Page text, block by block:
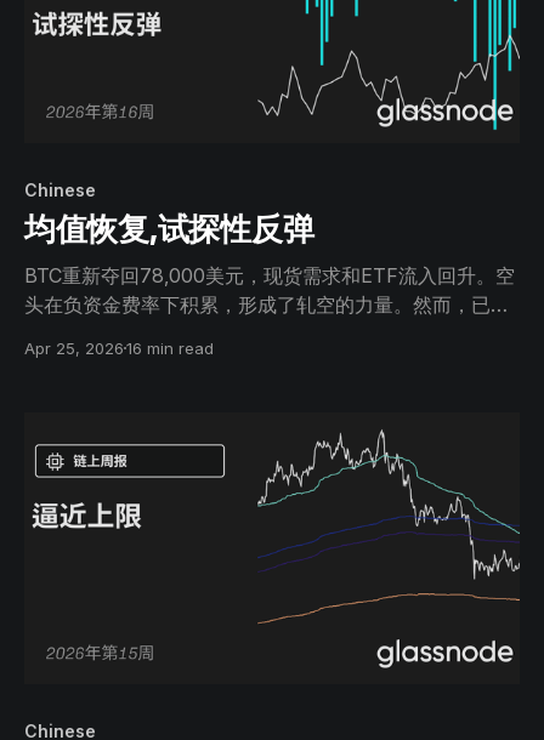
Chinese
均值恢复,试探性反弹
BTC重新夺回78,000美元，现货需求和ETF流入回升。空
头在负资金费率下积累，形成了轧空的力量。然而，已实
近的上涨面临阻力。
Apr 25, 202616 min read
Chinese